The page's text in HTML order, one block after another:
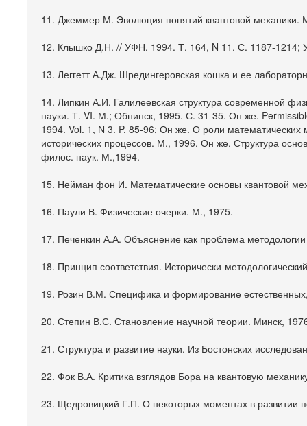
11. Джеммер М. Эволюция понятий квантовой механики.
12. Клышко Д.Н. // УФН. 1994. Т. 164, N 11. С. 1187-1214;
13. Леггетт А.Дж. Шредингеровская кошка и ее
14. Липкин А.И. Галилеевская структура современной
науки. Т. VI. М.; Обнинск, 1995. С. 31-35. Он же.
1994. Vol. 1, N 3. P. 85-96; Он же. О роли
исторических процессов. М., 1996. Он же. Структура
филос. наук. М.,1994.
15. Нейман фон И. Математические основы квантовой
16. Паули В. Физические очерки. М., 1975.
17. Печенкин А.А. Объяснение как проблема
18. Принцип соответствия. Исторически-
19. Розин В.М. Специфика и формирование
20. Степин В.С. Становление научной теории. Минск,
21. Структура и развитие науки. Из Бостонских
22. Фок В.А. Критика взглядов Бора на квантовую
23. Щедровицкий Г.П. О некоторых моментах в